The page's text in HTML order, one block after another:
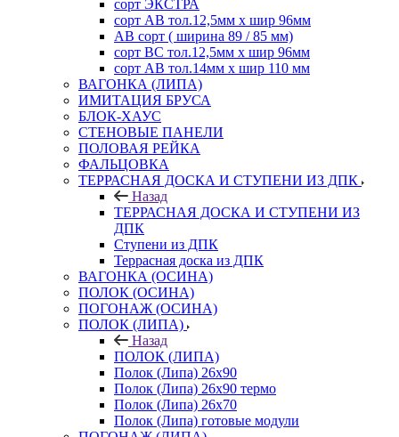
сорт ЭКСТРА
сорт АВ тол.12,5мм х шир 96мм
АВ сорт ( ширина 89 / 85 мм)
сорт ВС тол.12,5мм х шир 96мм
сорт АВ тол.14мм х шир 110 мм
ВАГОНКА (ЛИПА)
ИМИТАЦИЯ БРУСА
БЛОК-ХАУС
СТЕНОВЫЕ ПАНЕЛИ
ПОЛОВАЯ РЕЙКА
ФАЛЬЦОВКА
ТЕРРАСНАЯ ДОСКА И СТУПЕНИ ИЗ ДПК
Назад
ТЕРРАСНАЯ ДОСКА И СТУПЕНИ ИЗ
ДПК
Ступени из ДПК
Террасная доска из ДПК
ВАГОНКА (ОСИНА)
ПОЛОК (ОСИНА)
ПОГОНАЖ (ОСИНА)
ПОЛОК (ЛИПА)
Назад
ПОЛОК (ЛИПА)
Полок (Липа) 26х90
Полок (Липа) 26х90 термо
Полок (Липа) 26х70
Полок (Липа) готовые модули